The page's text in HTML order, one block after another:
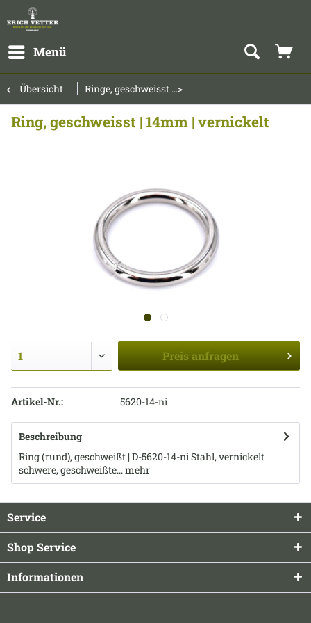
Menü
Übersicht Ringe, geschweisst ...>
Ring, geschweisst | 14mm | vernickelt
Preis anfragen
Artikel-Nr.: 5620-14-ni
Beschreibung
Ring (rund), geschweißt | D-5620-14-ni Stahl, vernickelt
schwere, geschweißte...mehr
Service
Shop Service
Informationen